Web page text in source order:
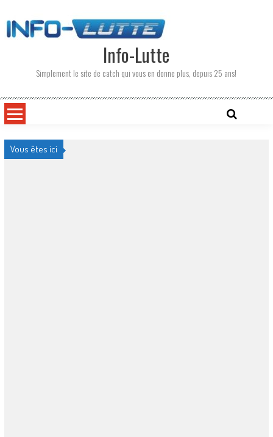
to
content
Info-Lutte
Simplement le site de catch qui vous en donne plus, depuis 25 ans!
Vous êtes ici